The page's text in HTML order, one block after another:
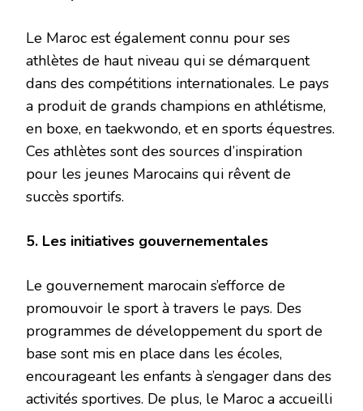
Le Maroc est également connu pour ses
athlètes de haut niveau qui se démarquent
dans des compétitions internationales. Le pays
a produit de grands champions en athlétisme,
en boxe, en taekwondo, et en sports équestres.
Ces athlètes sont des sources d’inspiration
pour les jeunes Marocains qui rêvent de
succès sportifs.
5. Les initiatives gouvernementales
Le gouvernement marocain s’efforce de
promouvoir le sport à travers le pays. Des
programmes de développement du sport de
base sont mis en place dans les écoles,
encourageant les enfants à s’engager dans des
activités sportives. De plus, le Maroc a accueilli